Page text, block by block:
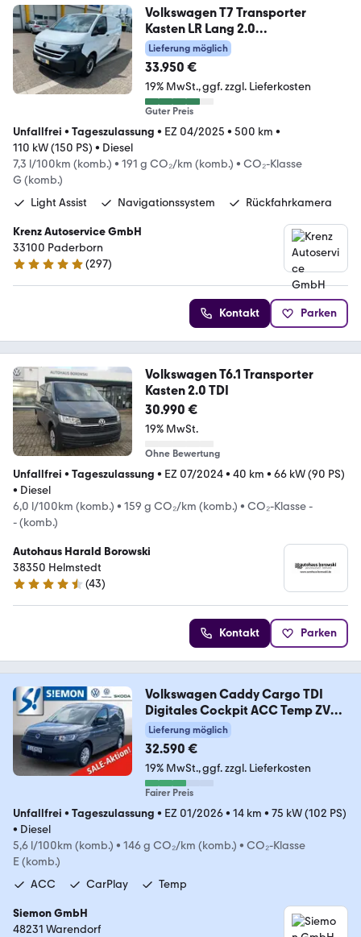
Volkswagen T7 Transporter
Kasten LR Lang 2.0
TDI+KAMER+NAVI
Lieferung möglich
33.950 €
19% MwSt. ggf. zzgl. Lieferkosten
Guter Preis
Unfallfrei • Tageszulassung • EZ 04/2025 • 500 km •
110 kW (150 PS) • Diesel
7,3 l/100km (komb.) • 191 g CO₂/km (komb.) • CO₂-Klasse
G (komb.)
Light Assist
Navigationssystem Rückfahrkamera
Krenz Autoservice GmbH
33100 Paderborn
4.8 Sterne
(297)
Kontakt Parken
Volkswagen T6.1 Transporter
Kasten 2.0 TDI
30.990 €
19% MwSt.
Ohne Bewertung
Unfallfrei • Tageszulassung • EZ 07/2024• 40 km • 66 kW (90 PS)
• Diesel
6,0 l/100km (komb.) • 159 g CO₂/km (komb.) • CO₂-Klasse -
- (komb.)
Autohaus Harald Borowski
38350 Helmstedt
4.7 Sterne
(43)
Kontakt Parken
Volkswagen Caddy Cargo TDI
Digitales Cockpit ACC Temp ZV
Ca
Lieferung möglich
32.590 €
19% MwSt. ggf. zzgl. Lieferkosten
Fairer Preis
Unfallfrei • Tageszulassung • EZ 01/2026• 14 km • 75 kW (102 PS)
• Diesel
5,6 l/100km (komb.) • 146 g CO₂/km (komb.) • CO₂-Klasse
E (komb.)
ACC
CarPlay Temp
Siemon GmbH
48231 Warendorf